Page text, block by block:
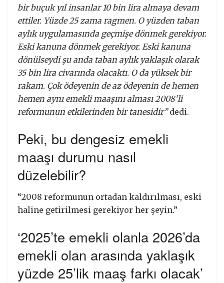
bir buçuk yıl insanlar 10 bin lira almaya devam
ettiler. Yüzde 25 zama ragmen. O yüzden taban
aylık uygulamasında geçmişe dönmek gerekiyor.
Eski kanuna dönmek gerekiyor. Eski kanuna
dönülseydi şu anda taban aylık yaklaşık olarak
35 bin lira civarında olacaktı. O da yüksek bir
rakam. Çok ödeyenin de az ödeyenin de hemen
hemen aynı emekli maaşını alması 2008’li
reformunun etkilerinden bir tanesidir”dedi.
Peki, bu dengesiz emekli
maaşı durumu nasıl
düzelebilir?
“2008 reformunun ortadan kaldırılması, eski
haline getirilmesi gerekiyor her şeyin.”
‘2025’te emekli olanla 2026’da
emekli olan arasında yaklaşık
yüzde 25’lik maaş farkı olacak’